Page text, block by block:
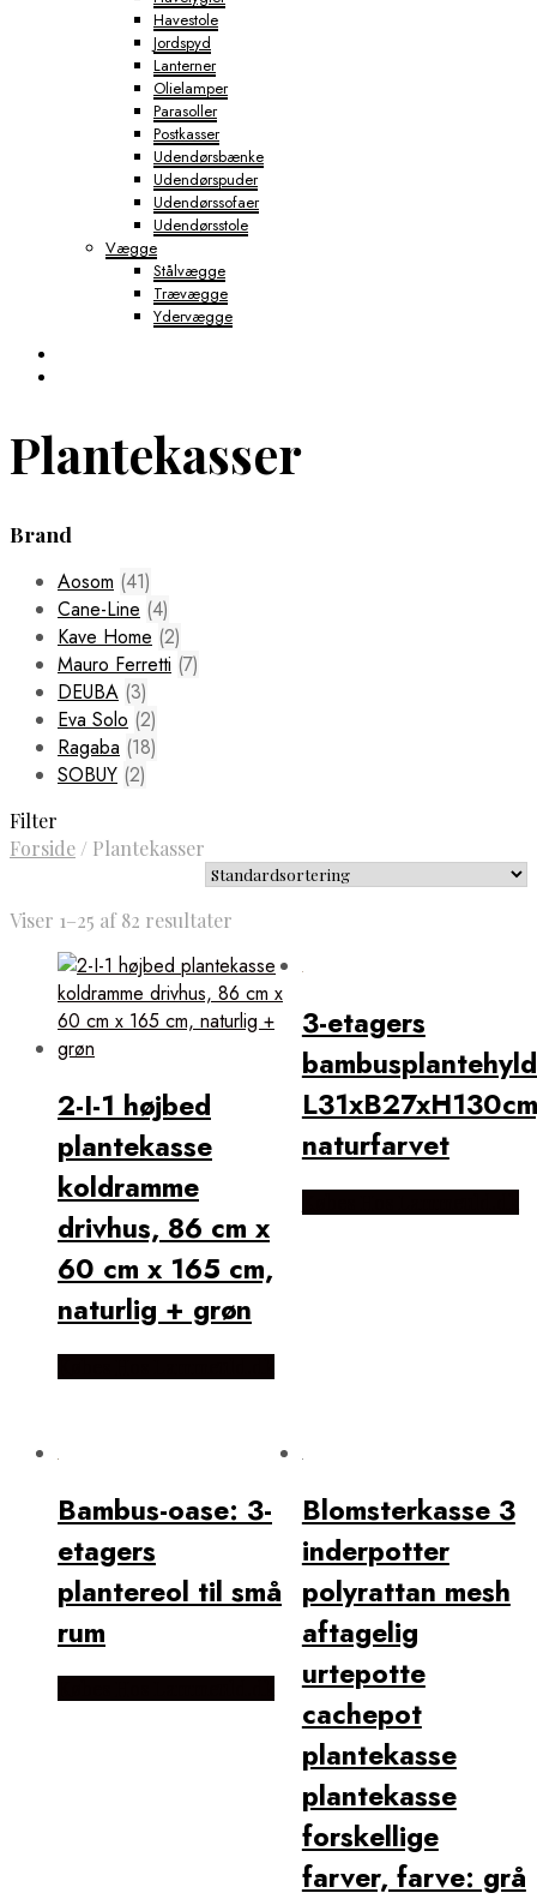
Havestole
Jordspyd
Lanterner
Olielamper
Parasoller
Postkasser
Udendørsbænke
Udendørspuder
Udendørssofaer
Udendørsstole
Vægge
Stålvægge
Trævægge
Ydervægge
Plantekasser
Brand
Aosom (41)
Cane-Line (4)
Kave Home (2)
Mauro Ferretti (7)
DEUBA (3)
Eva Solo (2)
Ragaba (18)
SOBUY (2)
Filter
Forside/ Plantekasser
Viser 1–25 af 82 resultater
2-I-1 højbed
plantekasse
koldramme
drivhus, 86 cm x
60 cm x 165 cm,
naturlig + grøn
3-etagers
naturfarvet
Bambus-oase: 3-
etagers
plantereol til små
rum
Blomsterkasse 3
inderpotter
polyrattan mesh
aftagelig
urtepotte
cachepot
plantekasse
plantekasse
forskellige
farver, farve: grå